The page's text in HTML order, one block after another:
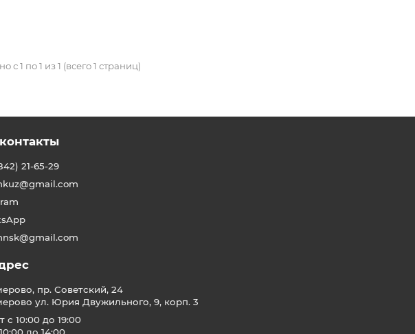
с 1 по 1 из 1 (всего 1 страниц)
21-65-29
пр. Советский, 24
ул. Юрия Двужильного, 9, корп. 3
с 10:00 до 19:00